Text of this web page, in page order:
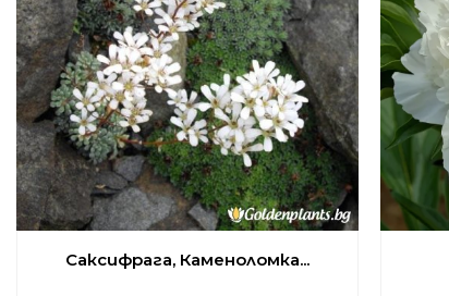
Саксифрага, Каменоломка...